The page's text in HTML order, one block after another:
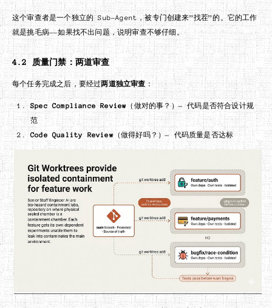
这个审查者是一个独立的 Sub-Agent，被专门创建来”找茬”的。它的工作
就是挑毛病——如果找不出问题，说明审查不够仔细。
4.2 质量门禁：两道审查
每个任务完成之后，要经过两道独立审查：
Spec Compliance Review（做对的事？）— 代码是否符合设计规
范
Code Quality Review（做得好吗？）— 代码质量是否达标